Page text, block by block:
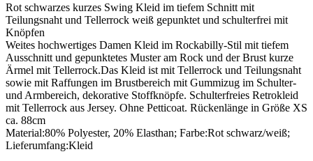
Rot schwarzes kurzes Swing Kleid im tiefem Schnitt mit
Teilungsnaht und Tellerrock weiß gepunktet und schulterfrei mit
Knöpfen
Weites hochwertiges Damen Kleid im Rockabilly-Stil mit tiefem
Ausschnitt und gepunktetes Muster am Rock und der Brust kurze
Ärmel mit Tellerrock.Das Kleid ist mit Tellerrock und Teilungsnaht
sowie mit Raffungen im Brustbereich mit Gummizug im Schulter-
und Armbereich, dekorative Stoffknöpfe. Schulterfreies Retrokleid
mit Tellerrock aus Jersey. Ohne Petticoat. Rückenlänge in Größe XS
ca. 88cm
Material:80% Polyester, 20% Elasthan; Farbe:Rot schwarz/weiß;
Lieferumfang:Kleid